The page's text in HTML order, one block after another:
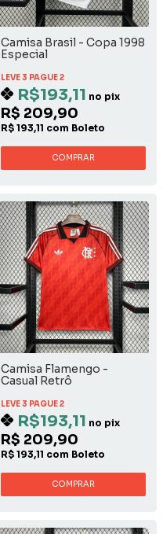
Camisa Brasil - Copa 1998
Especial
LEVE 3 PAGUE 2
R$193,11 no pix
R$ 209,90
R$ 193,11 com Boleto
COMPRAR
Camisa Flamengo -
Casual Retrô
LEVE 3 PAGUE 2
R$193,11 no pix
R$ 209,90
R$ 193,11 com Boleto
COMPRAR